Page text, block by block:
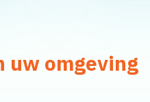
uw omgeving